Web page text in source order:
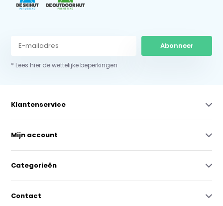
Abonneer
* Lees hier de wettelijke beperkingen
Klantenservice
Mijn account
Categorieën
Contact